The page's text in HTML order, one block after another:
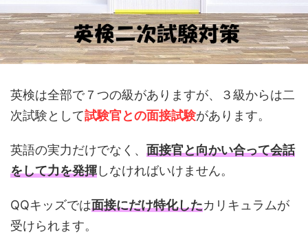
英検は全部で７つの級がありますが、３級からは二
次試験として試験官との面接試験があります。
英語の実力だけでなく、 面接官と向かい合って会話
をして力を発揮しなければいけません。
QQキッズでは面接にだけ特化したカリキュラムが
受けられます。